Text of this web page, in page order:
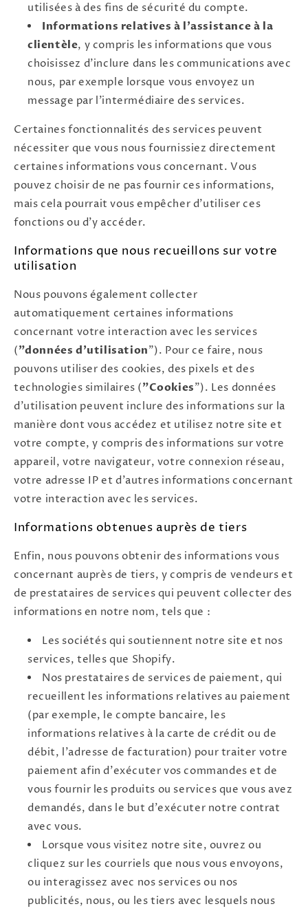
utilisées à des fins de sécurité du compte.
Informations relatives à l'assistance à la
clientèle, y compris les informations que vous
choisissez d'inclure dans les communications avec
nous, par exemple lorsque vous envoyez un
message par l'intermédiaire des services.
Certaines fonctionnalités des services peuvent
nécessiter que vous nous fournissiez directement
certaines informations vous concernant. Vous
pouvez choisir de ne pas fournir ces informations,
mais cela pourrait vous empêcher d'utiliser ces
fonctions ou d'y accéder.
Informations que nous recueillons sur votre
utilisation
Nous pouvons également collecter
automatiquement certaines informations
concernant votre interaction avec les services
("données d'utilisation"). Pour ce faire, nous
pouvons utiliser des cookies, des pixels et des
technologies similaires ("Cookies"). Les données
d'utilisation peuvent inclure des informations sur la
manière dont vous accédez et utilisez notre site et
votre compte, y compris des informations sur votre
appareil, votre navigateur, votre connexion réseau,
votre adresse IP et d'autres informations concernant
votre interaction avec les services.
Informations obtenues auprès de tiers
Enfin, nous pouvons obtenir des informations vous
concernant auprès de tiers, y compris de vendeurs et
de prestataires de services qui peuvent collecter des
informations en notre nom, tels que :
Les sociétés qui soutiennent notre site et nos
services, telles que Shopify.
Nos prestataires de services de paiement, qui
recueillent les informations relatives au paiement
(par exemple, le compte bancaire, les
informations relatives à la carte de crédit ou de
débit, l'adresse de facturation) pour traiter votre
paiement afin d'exécuter vos commandes et de
vous fournir les produits ou services que vous avez
demandés, dans le but d'exécuter notre contrat
avec vous.
Lorsque vous visitez notre site, ouvrez ou
cliquez sur les courriels que nous vous envoyons,
ou interagissez avec nos services ou nos
publicités, nous, ou les tiers avec lesquels nous